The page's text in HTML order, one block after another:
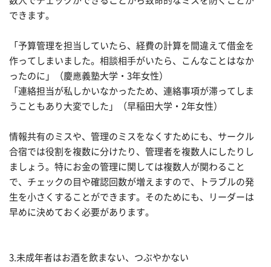
できます。
「予算管理を担当していたら、経費の計算を間違えて借金を
作ってしまいました。相談相手がいたら、こんなことはなか
ったのに」（慶應義塾大学・3年女性）
「連絡担当が私しかいなかったため、連絡事項が滞ってしま
うこともあり大変でした」（早稲田大学・2年女性）
情報共有のミスや、管理のミスをなくすためにも、サークル
合宿では役割を複数に分けたり、管理者を複数人にしたりし
ましょう。特にお金の管理に関しては複数人が関わること
で、チェックの目や確認回数が増えますので、トラブルの発
生を小さくすることができます。そのためにも、リーダーは
早めに決めておく必要があります。
3.未成年者はお酒を飲まない、つぶやかない